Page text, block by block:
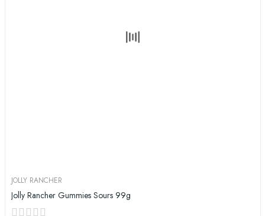
JOLLY RANCHER
Jolly Rancher Gummies Sours 99g